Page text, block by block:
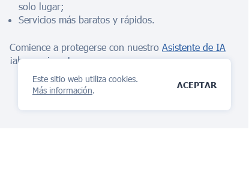
Este sitio web utiliza cookies.
Más información.
ACEPTAR
solo lugar;
Servicios más baratos y rápidos.
Comience a protegerse con nuestro Asistente de IA
¡ahora mismo!